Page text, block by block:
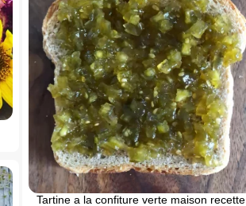
Tartine a la confiture verte maison recette